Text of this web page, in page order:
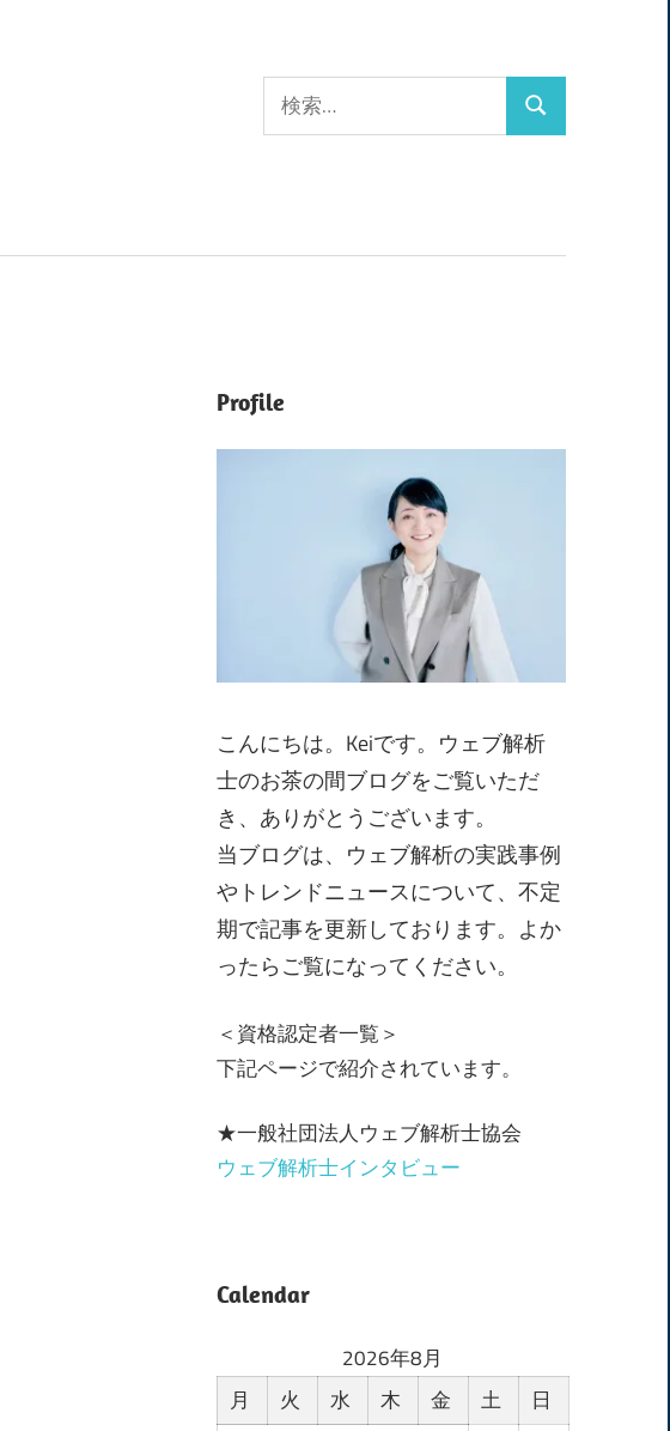
索:
検
Profile
こんにちは。Keiです。ウェブ解析
士のお茶の間ブログをご覧いただ
き、ありがとうございます。
当ブログは、ウェブ解析の実践事例
やトレンドニュースについて、不定
期で記事を更新しております。よか
ったらご覧になってください。
＜資格認定者一覧＞
下記ページで紹介されています。
★一般社団法人ウェブ解析士協会
ウェブ解析士インタビュー
Calendar
2026年8月
月
火 水 木 金 土 日